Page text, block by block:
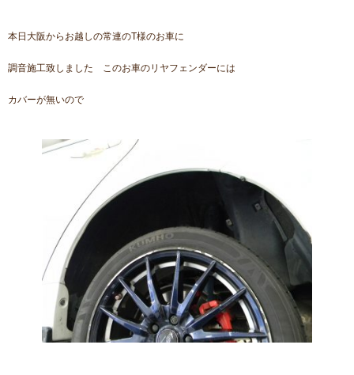
本日大阪からお越しの常連のT様のお車に
調音施工致しました このお車のリヤフェンダーには
カバーが無いので